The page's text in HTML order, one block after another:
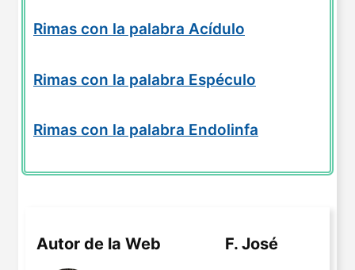
Rimas con la palabra Acídulo
Rimas con la palabra Espéculo
Rimas con la palabra Endolinfa
Autor de la Web F. José